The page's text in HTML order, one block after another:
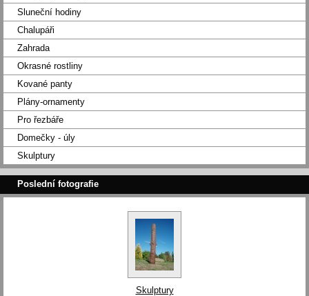
Sluneční hodiny
Chalupáři
Zahrada
Okrasné rostliny
Kované panty
Plány-ornamenty
Pro řezbáře
Domečky - úly
Skulptury
Poslední fotografie
Skulptury